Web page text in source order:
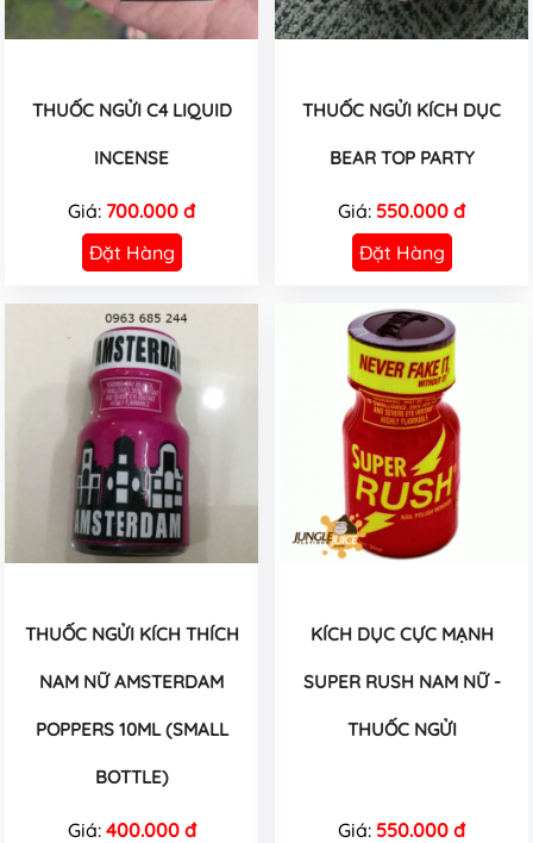
THUỐC NGỬI C4 LIQUID
INCENSE
Giá: 700.000 đ
Đặt Hàng
THUỐC NGỬI KÍCH DỤC
BEAR TOP PARTY
Giá: 550.000 đ
Đặt Hàng
THUỐC NGỬI KÍCH THÍCH
NAM NỮ AMSTERDAM
POPPERS 10ML (SMALL
BOTTLE)
Giá: 400.000 đ
KÍCH DỤC CỰC MẠNH
SUPER RUSH NAM NỮ -
THUỐC NGỬI
Giá: 550.000 đ